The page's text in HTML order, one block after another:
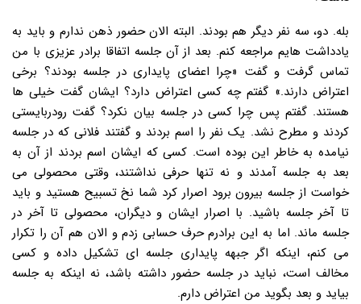
بله. دو، سه نفر دیگر هم بودند. البته الان حضور ذهن ندارم و باید به
یادداشت هایم مراجعه کنم. بعد از آن جلسه اتفاقا برادر عزیزی با من
تماس گرفت و گفت «چرا اعضای پایداری در جلسه بودند؟ برخی
اعتراض دارند.» گفتم چه کسی اعتراض دارد؟ ایشان گفت خیلی ها
هستند. گفتم پس چرا کسی در جلسه بیان نکرد؟ گفت رودربایستی
کردند و مطرح نشد. یک نفر را اسم بردند و گفتند فلانی که در جلسه
نیامده به خاطر این بوده است. کسی که ایشان اسم بردند از آن به
بعد به جلسه آمدند و نه تنها حرفی نداشتند، وقتی محصولی می
خواست از جلسه بیرون برود اصرار کرد شما نخ تسبیح هستید و باید
تا آخر جلسه باشید. با اصرار ایشان و دیگران، محصولی تا آخر در
جلسه ماند. اما به این برادرم حرف حسابی زدم و الان هم آن را تکرار
می کنم، اینکه اگر جبهه پایداری جلسه ای تشکیل داده و کسی
مخالف است، نباید در جلسه حضور داشته باشد، نه اینکه به جلسه
بیاید و بعد بگوید من اعتراض دارم.